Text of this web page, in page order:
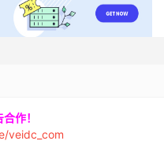
作！
veidc_com